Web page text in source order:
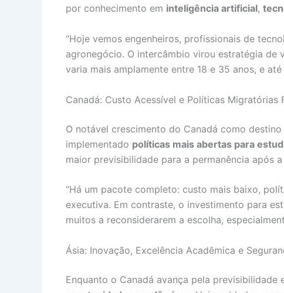
por conhecimento em inteligência artificial,
“Hoje vemos engenheiros, profissionais de
agronegócio. O intercâmbio virou estratégia de
varia mais amplamente entre 18 e 35 anos, e
Canadá: Custo Acessível e Políticas Migratórias
O notável crescimento do Canadá como
implementado políticas mais abertas para
maior previsibilidade para a permanência após
“Há um pacote completo: custo mais baixo,
executiva. Em contraste, o investimento para
muitos a reconsiderarem a escolha,
Ásia: Inovação, Excelência Acadêmica e
Enquanto o Canadá avança pela